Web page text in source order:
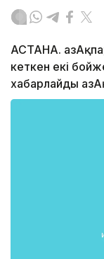
АСТАНА.
кеткен екі
хабарлайды